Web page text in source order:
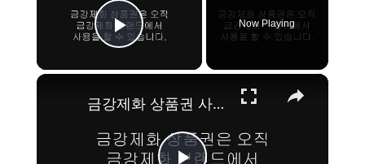
Play Video
Now Playing
×
금강제화 상품권 사용처, 현금 교환 방법